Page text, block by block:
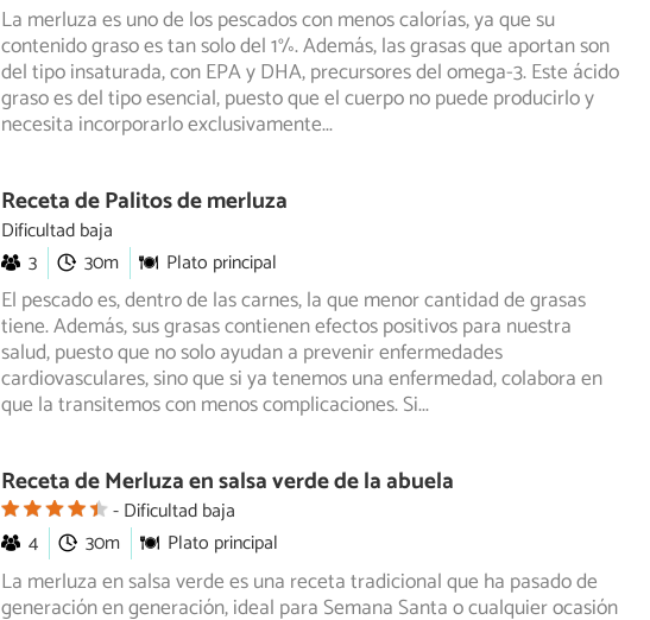
La merluza es uno de los pescados con menos calorías, ya que su
contenido graso es tan solo del 1%. Además, las grasas que aportan son
del tipoinsaturada, con EPA y DHA, precursores del omega-3. Este ácido
graso es del tipo esencial, puesto que el cuerpo no puede producirlo y
necesita incorporarlo exclusivamente...
Receta de Palitos de merluza
Dificultad baja
3
30m Plato principal
El pescado es, dentro de las carnes, la que menor cantidad de grasas
tiene. Además, sus grasas contienen efectos positivos para nuestra
salud,puesto que no solo ayudan a prevenir enfermedades
cardiovasculares, sino que si ya tenemos una enfermedad, colabora en
que la transitemos con menos complicaciones. Si...
Receta de Merluza en salsa verde de la abuela
Dificultad baja
4
30m Plato principal
La merluza en salsa verde es una receta tradicional que ha pasado de
generación en generación, ideal para Semana Santa o cualquier ocasión